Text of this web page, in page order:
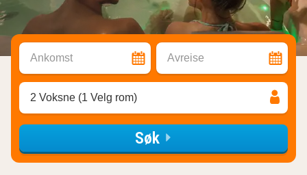
Ankomst Avreise
2 Voksne (1 Velg rom)
Søk